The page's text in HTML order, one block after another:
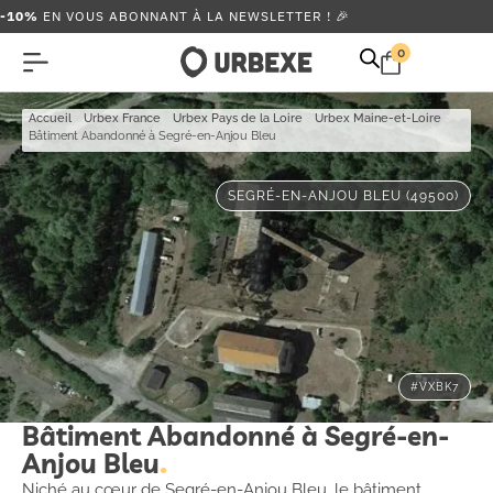
-10% EN VOUS ABONNANT À LA NEWSLETTER ! 🎉
0
Accueil - Urbex France - Urbex Pays de la Loire - Urbex Maine-et-Loire -
Bâtiment Abandonné à Segré-en-Anjou Bleu
SEGRÉ-EN-ANJOU BLEU (49500)
#VXBK7
Bâtiment Abandonné à Segré-en-
Anjou Bleu